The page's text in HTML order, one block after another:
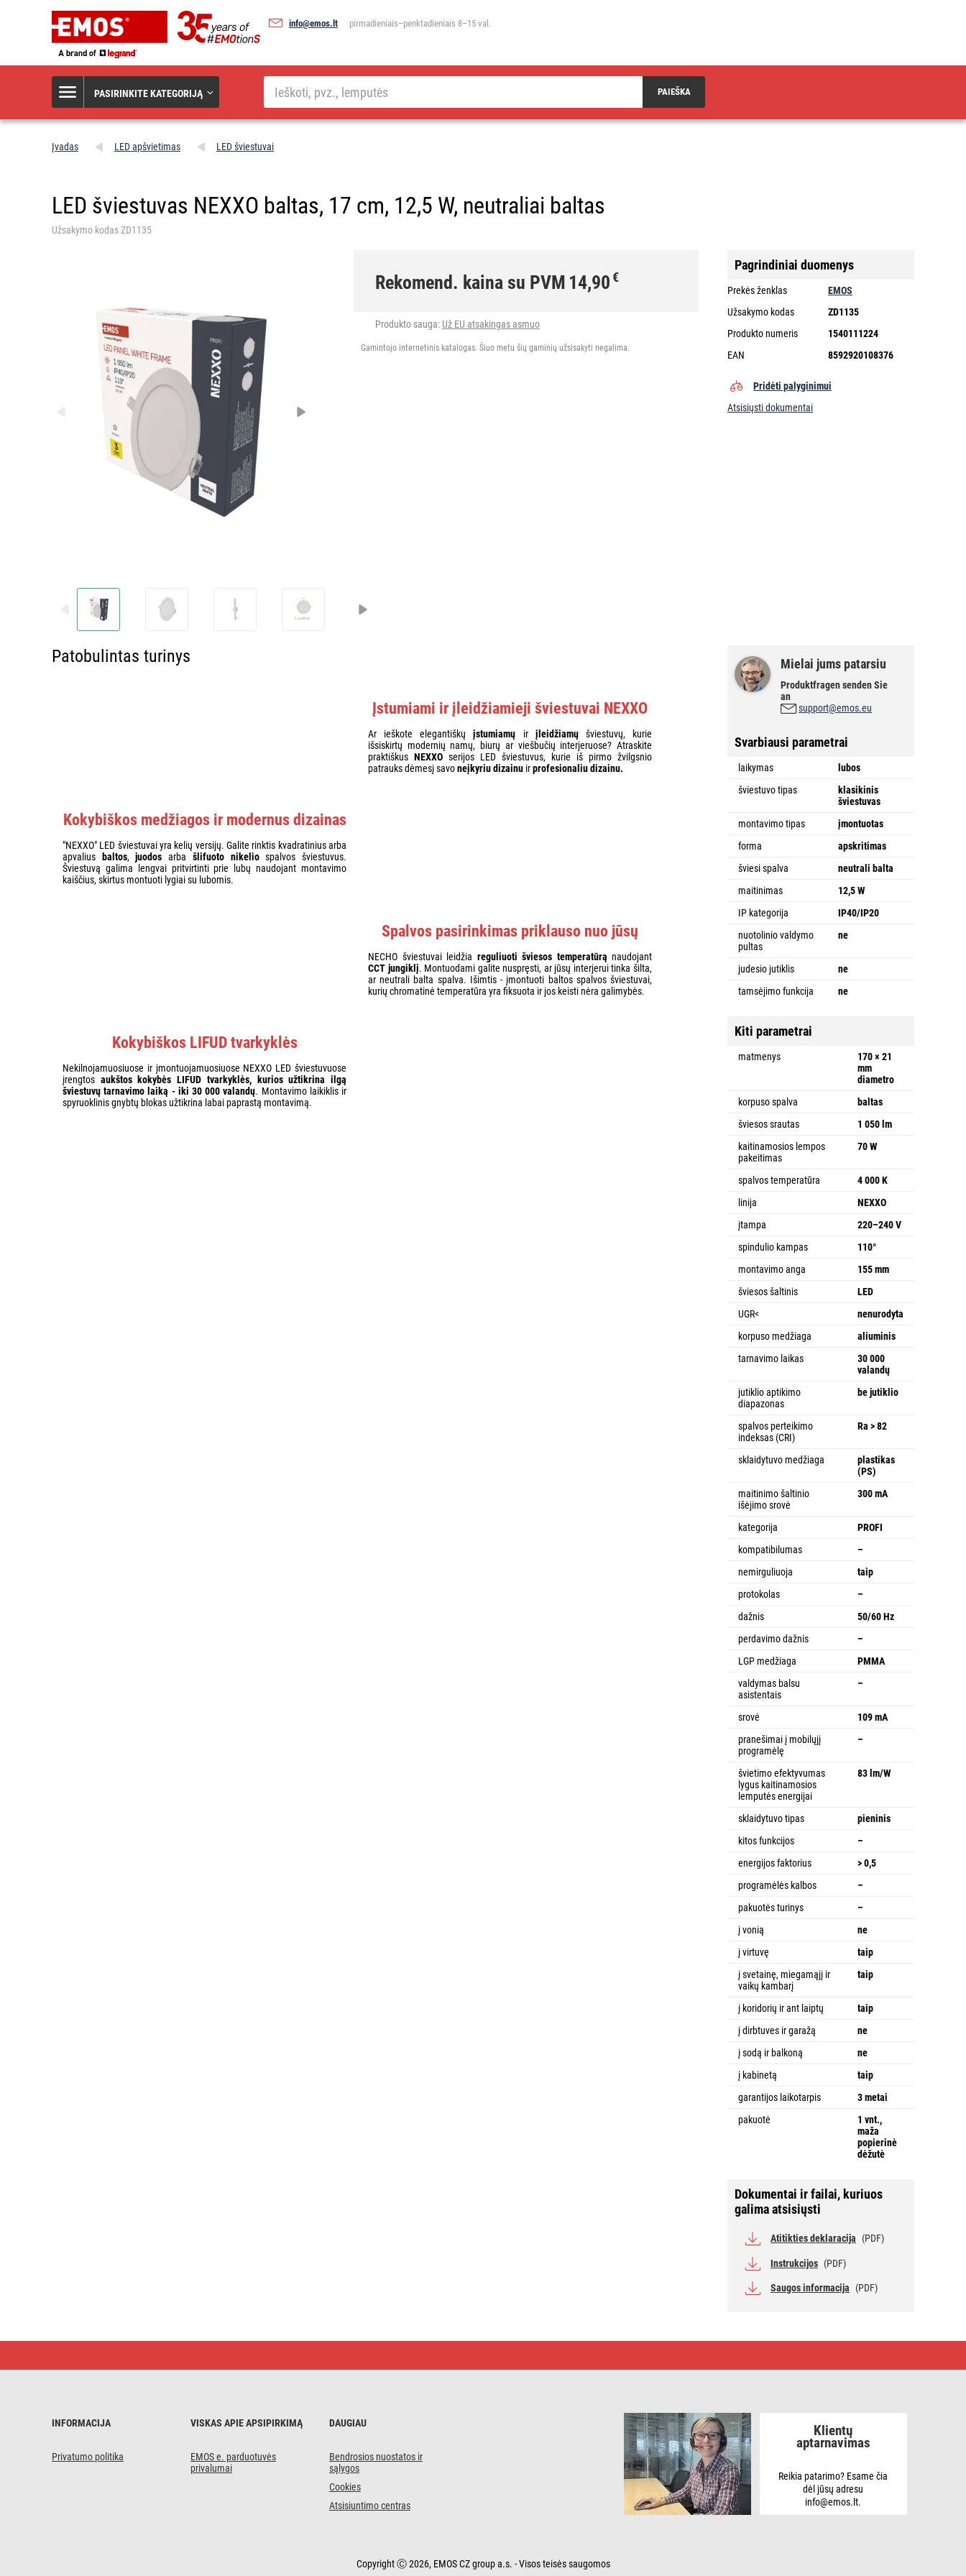
info@emos.lt pirmadieniais–penktadieniais 8–15 val.
PASIRINKITE KATEGORIJĄ
Paieška
PAIEŠKA
Įvadas LED apšvietimas LED šviestuvai
LED šviestuvas NEXXO baltas, 17 cm, 12,5 W, neutraliai baltas
Užsakymo kodas ZD1135
Rekomend. kaina su PVM 14,90€
Produkto sauga: Už EU atsakingas asmuo
Gamintojo internetinis katalogas. Šiuo metu šių gaminių užsisakyti negalima.
Pagrindiniai duomenys
Prekės ženklas
EMOS
Užsakymo kodas
ZD1135
Produkto numeris
1540111224
EAN
8592920108376
Pridėti palyginimui
Atsisiųsti dokumentai
Patobulintas turinys
Įstumiami ir įleidžiamieji šviestuvai NEXXO
Ar ieškote elegantiškųįstumiamų ir įleidžiamųšviestuvų, kurie
išsiskirtų modernių namų, biurų ar viešbučių interjeruose? Atraskite
praktiškus NEXXO serijos LED šviestuvus, kurie iš pirmo žvilgsnio
patrauks dėmesį savoneįkyriu dizainu irprofesionaliu dizainu.
Kokybiškos medžiagos ir modernus dizainas
"NEXXO" LED šviestuvai yra kelių versijų. Galite rinktis kvadratinius arba
apvalius baltos,juodos arba šlifuoto nikeliospalvos šviestuvus.
Šviestuvą galima lengvai pritvirtinti prie lubų naudojant montavimo
kaiščius, skirtus montuoti lygiai su lubomis.
Spalvos pasirinkimas priklauso nuo jūsų
NECHO šviestuvai leidžia reguliuoti šviesos temperatūrą naudojant
CCT jungiklį. Montuodami galite nuspręsti, ar jūsų interjerui tinka šilta,
ar neutrali balta spalva. Išimtis - įmontuoti baltos spalvos šviestuvai,
kurių chromatinė temperatūra yra fiksuota ir jos keisti nėra galimybės.
Kokybiškos LIFUD tvarkyklės
Nekilnojamuosiuose ir įmontuojamuosiuose NEXXO LED šviestuvuose
įrengtos aukštos kokybės LIFUD tvarkyklės, kurios užtikrina ilgą
šviestuvų tarnavimo laiką - iki 30 000 valandų. Montavimo laikiklis ir
spyruoklinis gnybtų blokas užtikrina labai paprastą montavimą.
Mielai jums patarsiu
Produktfragen senden Sie
an
support@emos.eu
Svarbiausi parametrai
laikymas
lubos
šviestuvo tipas
klasikinis
šviestuvas
montavimo tipas
įmontuotas
forma
apskritimas
šviesi spalva
neutrali balta
maitinimas
12,5 W
IP kategorija
IP40/IP20
nuotolinio valdymo
pultas
ne
judesio jutiklis
ne
tamsėjimo funkcija
ne
Kiti parametrai
matmenys
170 × 21
mm
diametro
korpuso spalva
baltas
šviesos srautas
1 050 lm
kaitinamosios lempos
pakeitimas
70 W
spalvos temperatūra
4 000 K
linija
NEXXO
įtampa
220–240 V
spindulio kampas
110°
montavimo anga
155 mm
šviesos šaltinis
LED
UGR<
nenurodyta
korpuso medžiaga
aliuminis
tarnavimo laikas
30 000
valandų
jutiklio aptikimo
diapazonas
be jutiklio
spalvos perteikimo
indeksas (CRI)
Ra > 82
sklaidytuvo medžiaga
plastikas
(PS)
maitinimo šaltinio
išėjimo srovė
300 mA
kategorija
PROFI
kompatibilumas
–
nemirguliuoja
taip
protokolas
–
dažnis
50/60 Hz
perdavimo dažnis
–
LGP medžiaga
PMMA
valdymas balsu
asistentais
–
srovė
109 mA
pranešimai į mobilųjį
programėlę
–
švietimo efektyvumas
lygus kaitinamosios
lemputės energijai
83 lm/W
sklaidytuvo tipas
pieninis
kitos funkcijos
–
energijos faktorius
> 0,5
programėlės kalbos
–
pakuotės turinys
–
į vonią
ne
į virtuvę
taip
į svetainę, miegamąjį ir
vaikų kambarį
taip
į koridorių ir ant laiptų
taip
į dirbtuves ir garažą
ne
į sodą ir balkoną
ne
į kabinetą
taip
garantijos laikotarpis
3 metai
pakuotė
1 vnt.,
maža
popierinė
dėžutė
Dokumentai ir failai, kuriuos
galima atsisiųsti
Atitikties deklaracija (PDF)
Instrukcijos (PDF)
Saugos informacija (PDF)
NEXXO
INFORMACIJA
Privatumo politika
VISKAS APIE APSIPIRKIMĄ
EMOS e. parduotuvės
privalumai
DAUGIAU
Bendrosios nuostatos ir
sąlygos
Cookies
Atsisiuntimo centras
Klientų
aptarnavimas
Reikia patarimo? Esame čia
dėl jūsų adresu
info@emos.lt.
Copyright Ⓒ 2026, EMOS CZ group a.s. - Visos teisės saugomos